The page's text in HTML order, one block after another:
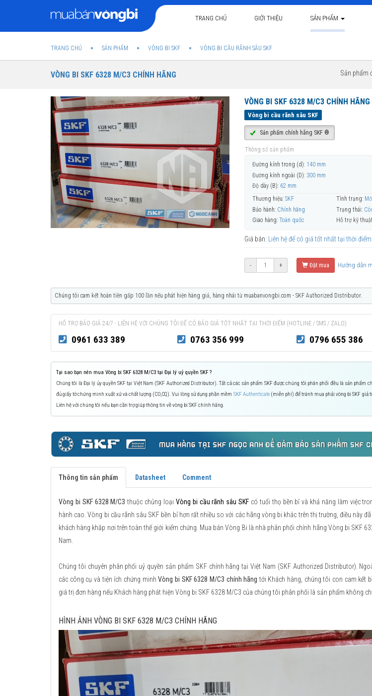
TRANG CHỦ GIỚI THIỆU SẢN PHẨM
TRANG CHỦ SẢN PHẨM VÒNG BI SKF VÒNG BI CẦU RÃNH SÂU SKF
VÒNG BI SKF 6328 M/C3 CHÍNH HÃNG Sản phẩm
VÒNG BI SKF 6328 M/C3 CHÍNH HÃNG
Vòng bi cầu rãnh sâu SKF
Sản phẩm chính hãng SKF ®
Thông số sản phẩm
Đường kính trong (d): 140 mm
Đường kính ngoài (D): 300 mm
Độ dày (B): 62 mm
Thương hiệu: SKF Tình trạng:
Bảo hành: Chính hãng Trạng thái:
Giao hàng: Toàn quốc Hỗ trợ kỹ
Giá bán: Liên hệ để có giá tốt nhất tại thời điểm
- + Đặt mua Hướng dẫn
Chúng tôi cam kết hoàn tiền gấp 100 lần nếu phát hiện hàng giả, hàng nhái từ muabanvongbi.com - SKF Authorized Distributor.
HỖ TRỢ BÁO GIÁ 24/7 - LIÊN HỆ VỚI CHÚNG TÔI ĐỂ CÓ BÁO GIÁ TỐT NHẤT TẠI THỜI ĐIỂM (HOTLINE / SMS / ZALO)
0961 633 389 0763 356 999 0796 655 386
Tại sao bạn nên mua Vòng bi SKF 6328 M/C3 tại Đại lý uỷ quyền SKF ?
Chúng tôi là Đại lý ủy quyền SKF tại Việt Nam (SKF Authorized Distributor). Tất cả các sản phẩm SKF được chúng tôi phân phối đều là sản phẩm
đủ giấy tờ chứng minh xuất xứ và chất lượng (CO,CQ). Vui lòng sử dụng phần mềm SKF Authenticate(miễn phí) để tránh mua phải vòng bi SKF giả
Liên hệ với chúng tôi nếu bạn cần trợ giúp thông tin về vòng bi SKF chính hãng.
Thông tin sản phẩm Datasheet Comment
Vòng bi SKF 6328 M/C3 thuộc chủng loại Vòng bi cầu rãnh sâu SKF có tuổi thọ bền bỉ và khả năng làm việc
hành cao. Vòng bi cầu rãnh sâu SKF bền bỉ hơn rất nhiều so với các hãng vòng bi khác trên thị trường, điều này
khách hàng khắp nơi trên toàn thế giới kiểm chứng. Mua bán Vòng Bi là nhà phân phối chính hãng Vòng bi SKF
Nam.
Chúng tôi chuyên phân phối uỷ quyền sản phẩm SKF chính hãng tại Việt Nam (SKF Authorized Distributor).
các công cụ và tiện ích chứng minhVòng bi SKF 6328 M/C3 chính hãng tới Khách hàng, chúng tôi con cam kết
giá trị đơn hàng nếu Khách hàng phát hiện Vòng bi SKF 6328 M/C3 của chúng tôi phân phối là sản phẩm không
HÌNH ẢNH VÒNG BI SKF 6328 M/C3 CHÍNH HÃNG